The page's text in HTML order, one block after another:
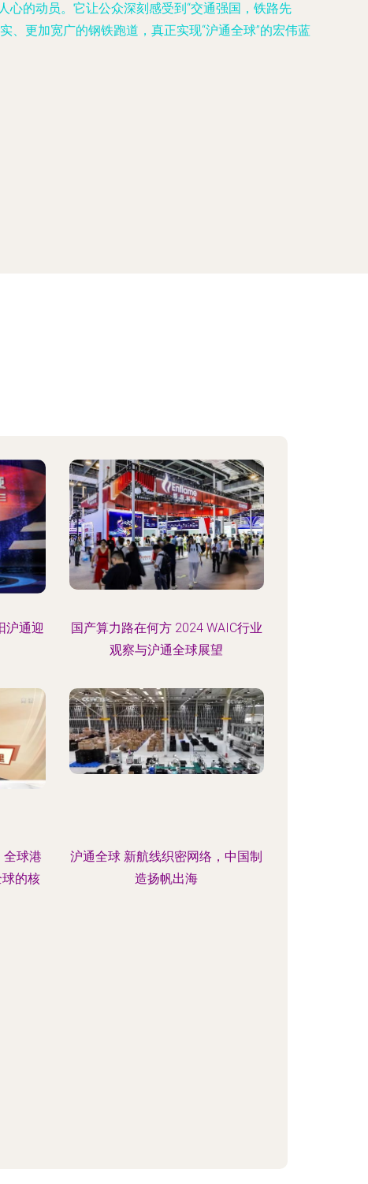
的动员。它让公众深刻感受到“交通强国，铁路先
更加宽广的钢铁跑道，真正实现“沪通全球”的宏伟蓝
沪通迎
国产算力路在何方 2024 WAIC行业
观察与沪通全球展望
全球港
的核
沪通全球 新航线织密网络，中国制
造扬帆出海